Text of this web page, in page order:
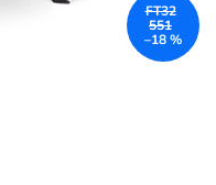
FT32
551
–18 %